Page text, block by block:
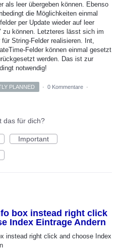
als leer übergeben können. Ebenso
die Möglichkeiten einmal
per Update wieder auf leer
zu können. Letzteres lässt sich im
String-Felder realisieren. Int,
Felder können einmal gesetzt
werden. Das ist zur
notwendig!
PLANNED · 0 Kommentare
·
das für dich?
Important
box instead right click
Index Eintrage Andern
instead right click and choose Index